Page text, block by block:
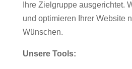
Ihre Zielgruppe ausgerichtet.
und optimieren Ihrer Website
Wünschen.
Unsere Tools: